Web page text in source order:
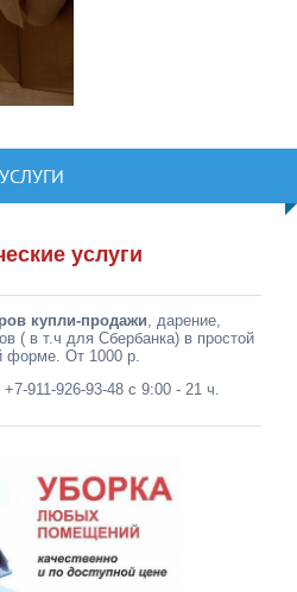
УСЛУГИ
услуги
купли-продажи , дарение,
( в т.ч для Сбербанка) в простой
форме. От 1000 р.
911-926-93-48 с 9:00 - 21 ч.